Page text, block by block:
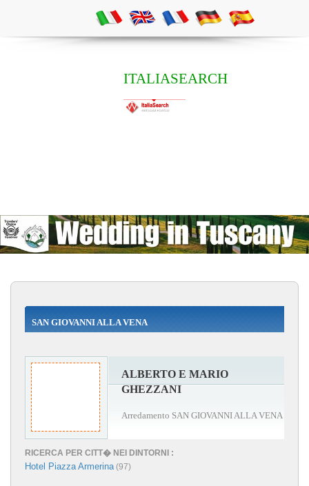
ITALIASEARCH
SAN GIOVANNI ALLA VENA
ALBERTO E MARIO
GHEZZANI
Arredamento SAN GIOVANNI ALLA VENA
RICERCA PER CITT� NEI DINTORNI :
Hotel Piazza Armerina(97)